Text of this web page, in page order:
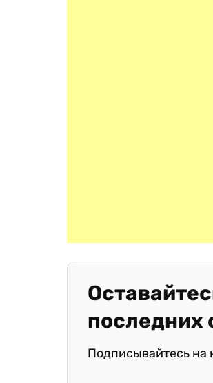
последних
Подписывайтесь на